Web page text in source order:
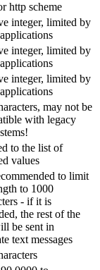
http scheme
integer, limited by
integer, limited by
integer, limited by
may not be
with legacy
to the list of
values
to limit
to 1000
- if it is
the rest of the
be sent in
text messages